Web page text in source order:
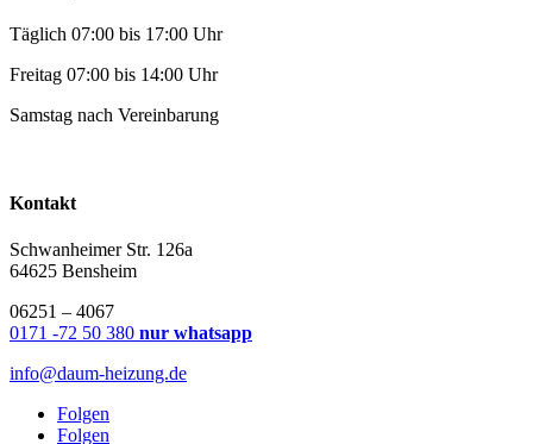
Täglich 07:00 bis 17:00 Uhr
Freitag 07:00 bis 14:00 Uhr
Samstag nach Vereinbarung
Kontakt
Schwanheimer Str. 126a
64625 Bensheim
06251 – 4067
0171 -72 50 380 nur whatsapp
info@daum-heizung.de
Folgen
Folgen